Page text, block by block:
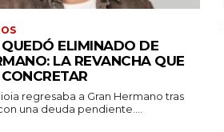
ELIMINADO DE
LA REVANCHA QUE
regresaba a Gran Hermano tras
una deuda pendiente....